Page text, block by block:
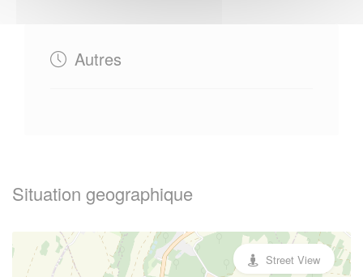
Autres
Situation geographique
Street View